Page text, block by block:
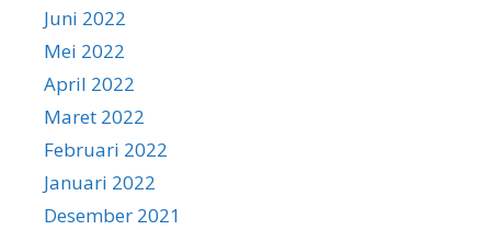
Juni 2022
Mei 2022
April 2022
Maret 2022
Februari 2022
Januari 2022
Desember 2021